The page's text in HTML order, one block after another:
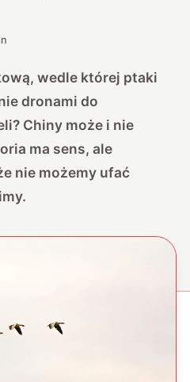
wedle której ptaki
dronami do
Chiny może i nie
ma sens, ale
nie możemy ufać